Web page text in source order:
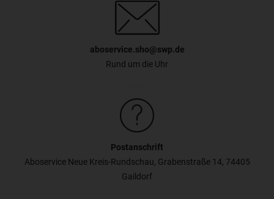
aboservice.sho@swp.de
Rund um die Uhr
Postanschrift
Aboservice Neue Kreis-Rundschau, Grabenstraße 14, 74405
Gaildorf